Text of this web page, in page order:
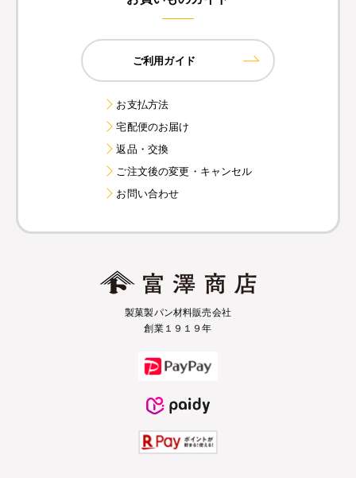
ご利用ガイド
お支払方法
宅配便のお届け
返品・交換
ご注文後の変更・キャンセル
お問い合わせ
製菓製パン材料販売会社
創業１９１９年